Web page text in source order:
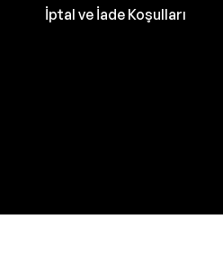
İptal ve İade Koşulları